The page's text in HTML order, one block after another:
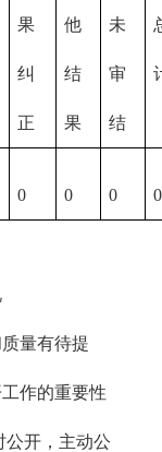
果
纠
正
他
结
果
未
审
结
0 0 0 0
量有待提
作的重要性
公开，主动公